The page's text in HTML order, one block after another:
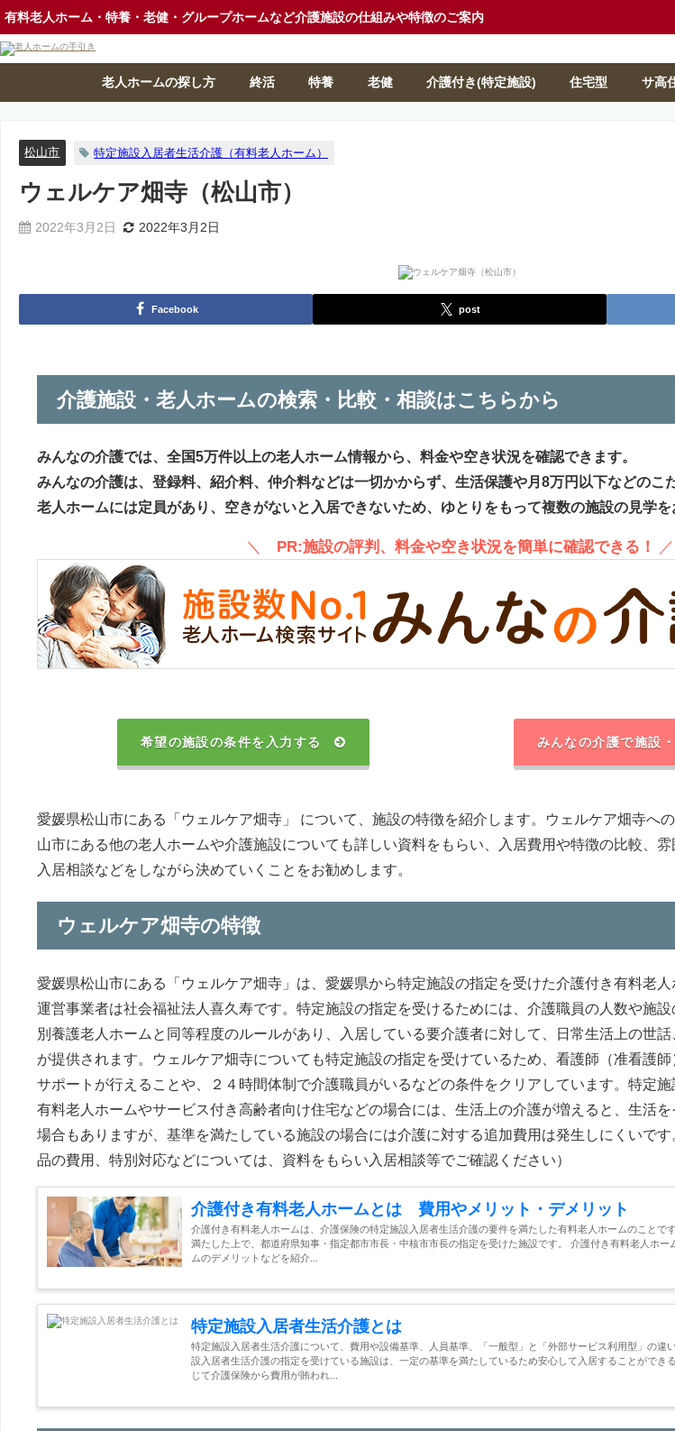
有料老人ホーム・特養・老健・グループホームなど介護施設の仕組みや特徴のご案内
老人ホームの探し方 終活 特養 老健 介護付き(特定施設) 住宅型 サ高
松山市 特定施設入居者生活介護（有料老人ホーム）
ウェルケア畑寺（松山市）
2022年3月2日 2022年3月2日
Facebook post
介護施設・老人ホームの検索・比較・相談はこちらから
みんなの介護では、全国5万件以上の老人ホーム情報から、料金や空き状況を確認できます。
みんなの介護は、登録料、紹介料、仲介料などは一切かからず、生活保護や月8万円以下などのこ
老人ホームには定員があり、空きがないと入居できないため、ゆとりをもって複数の施設の見学を
＼ PR:施設の評判、料金や空き状況を簡単に確認できる！ ／
希望の施設の条件を入力する みんなの介護で施設
愛媛県松山市にある「ウェルケア畑寺」 について、施設の特徴を紹介します。ウェルケア畑寺へ
山市にある他の老人ホームや介護施設についても詳しい資料をもらい、入居費用や特徴の比較、
入居相談などをしながら決めていくことをお勧めします。
ウェルケア畑寺の特徴
愛媛県松山市にある「ウェルケア畑寺」は、愛媛県から特定施設の指定を受けた介護付き有料老
運営事業者は社会福祉法人喜久寿です。特定施設の指定を受けるためには、介護職員の人数や施
別養護老人ホームと同等程度のルールがあり、入居している要介護者に対して、日常生活上の世
が提供されます。ウェルケア畑寺についても特定施設の指定を受けているため、看護師（准看護
サポートが行えることや、２４時間体制で介護職員がいるなどの条件をクリアしています。特定
有料老人ホームやサービス付き高齢者向け住宅などの場合には、生活上の介護が増えると、生活
場合もありますが、基準を満たしている施設の場合には介護に対する追加費用は発生しにくいで
品の費用、特別対応などについては、資料をもらい入居相談等でご確認ください）
介護付き有料老人ホームとは 費用やメリット・デメリット
介護付き有料老人ホームは、介護保険の特定施設入居者生活介護の要件を満たした有料老人ホームのことで
満たした上で、都道府県知事・指定都市市長・中核市市長の指定を受けた施設です。 介護付き有料老人ホ
ムのデメリットなどを紹介...
特定施設入居者生活介護とは
特定施設入居者生活介護について、費用や設備基準、人員基準、「一般型」と「外部サービス利用型」の違
設入居者生活介護の指定を受けている施設は、一定の基準を満たしているため安心して入居することができ
じて介護保険から費用が賄われ...